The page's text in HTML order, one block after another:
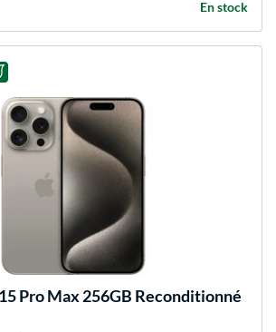
En stock
Pro Max 256GB Reconditionné